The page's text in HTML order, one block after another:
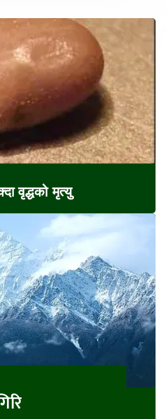
वृद्धको मृत्यु